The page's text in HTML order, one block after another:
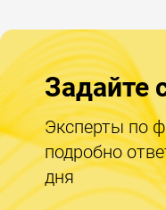
Задайте
Эксперты по
подробно
дня